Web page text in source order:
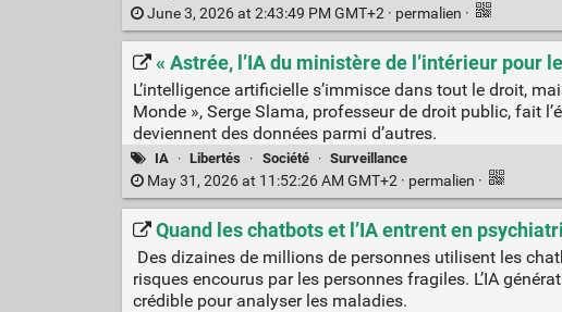
June 3, 2026 at 2:43:49 PM GMT+2 · permalien ·
« Astrée, l’IA du ministère de l’intérieur pour
L’intelligence artificielle s’immisce dans tout le droit,
Monde », Serge Slama, professeur de droit public, fait
deviennent des données parmi d’autres.
IA · Libertés · Société · Surveillance
May 31, 2026 at 11:52:26 AM GMT+2 · permalien ·
Quand les chatbots et l’IA entrent en
Des dizaines de millions de personnes utilisent les
risques encourus par les personnes fragiles. L’IA
crédible pour analyser les maladies.